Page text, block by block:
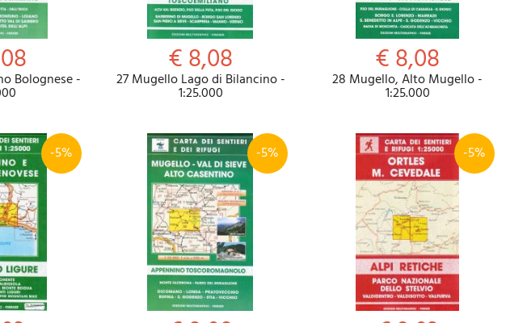
Bolognese -
€ 8,08
27 Mugello Lago di Bilancino -
1:25.000
€ 8,08
28 Mugello, Alto Mugello -
1:25.000
-5% -5% -5%